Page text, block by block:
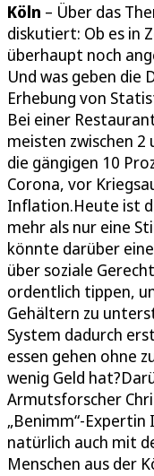
Köln – Über das
diskutiert: Ob es in
überhaupt noch
Und was geben die
Erhebung von
Bei einer
meisten zwischen 2
die gängigen 10
Corona, vor
Inflation.Heute ist
mehr als nur eine
könnte darüber
über soziale
ordentlich tippen,
Gehältern zu
System dadurch
essen gehen ohne
wenig Geld
Armutsforscher
„Benimm“-Expertin
natürlich auch mit
Menschen aus der